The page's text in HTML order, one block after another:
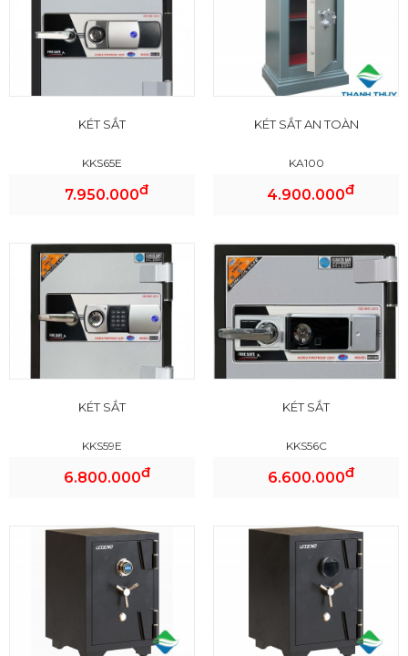
KÉT SẮT
KKS65E
7.950.000đ
KÉT SẮT AN TOÀN
KA100
4.900.000đ
KÉT SẮT
KKS59E
6.800.000đ
KÉT SẮT
KKS56C
6.600.000đ